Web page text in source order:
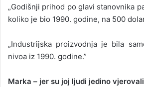
„Godišnji prihod po glavi stanovnika
koliko je bio 1990. godine, na 500
„Industrijska proizvodnja je bila
nivoa iz 1990. godine.”
Marka – jer su joj ljudi jedino vjerovali